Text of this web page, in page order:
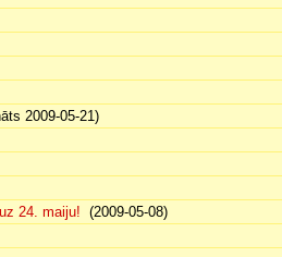
2009-05-21)
24. maiju! (2009-05-08)